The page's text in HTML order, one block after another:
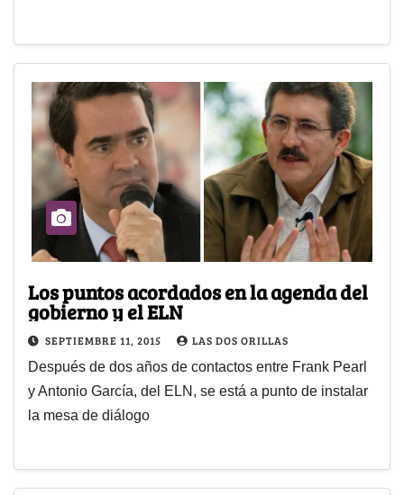
Los puntos acordados en la agenda del
gobierno y el ELN
SEPTIEMBRE 11, 2015 LAS DOS ORILLAS
Después de dos años de contactos entre Frank Pearl
y Antonio García, del ELN, se está a punto de instalar
la mesa de diálogo